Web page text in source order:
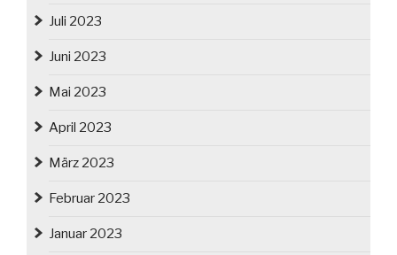
Juli 2023
Juni 2023
Mai 2023
April 2023
März 2023
Februar 2023
Januar 2023